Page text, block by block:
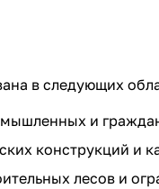
в следующих
и
конструкций и
лесов и